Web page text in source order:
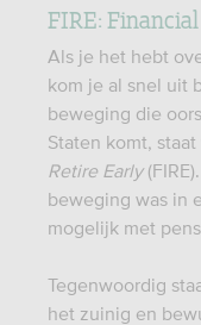
FIRE:
Als je het hebt
kom je al snel uit
beweging die
Staten komt,
Retire Early
beweging was in
mogelijk met
Tegenwoordig
het zuinig en